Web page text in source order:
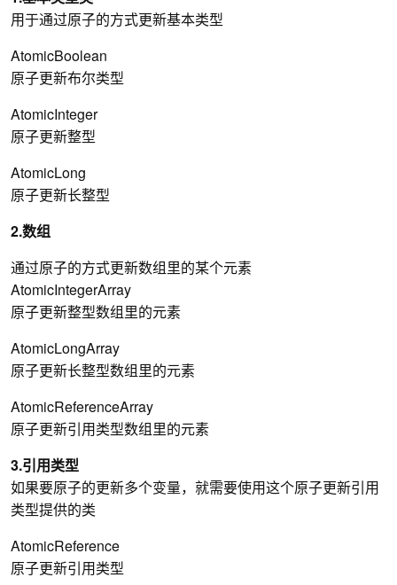
用于通过原子的方式更新基本类型
AtomicBoolean
原子更新布尔类型
AtomicInteger
原子更新整型
AtomicLong
原子更新长整型
2.数组
通过原子的方式更新数组里的某个元素
AtomicIntegerArray
原子更新整型数组里的元素
AtomicLongArray
原子更新长整型数组里的元素
AtomicReferenceArray
原子更新引用类型数组里的元素
3.引用类型
如果要原子的更新多个变量，就需要使用这个原子更新引用
类型提供的类
AtomicReference
原子更新引用类型